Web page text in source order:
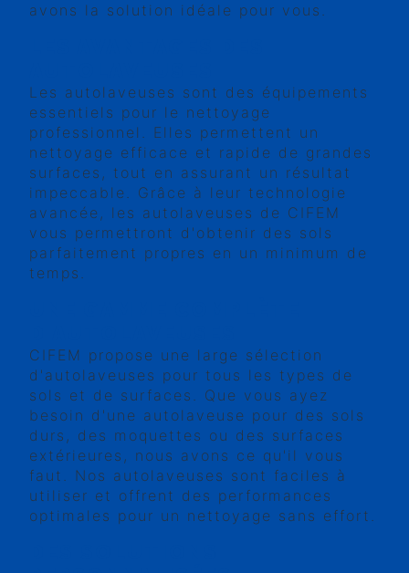
avons la solution idéale pour vous.
Les autolaveuses sont des équipements
essentiels pour le nettoyage
professionnel. Elles permettent un
nettoyage efficace et rapide de grandes
surfaces, tout en assurant un résultat
impeccable. Grâce à leur technologie
avancée, les autolaveuses de CIFEM
vous permettront d'obtenir des sols
parfaitement propres en un minimum de
temps.
CIFEM propose une large sélection
d'autolaveuses pour tous les types de
sols et de surfaces. Que vous ayez
besoin d'une autolaveuse pour des sols
durs, des moquettes ou des surfaces
extérieures, nous avons ce qu'il vous
faut. Nos autolaveuses sont faciles à
utiliser et offrent des performances
optimales pour un nettoyage sans effort.